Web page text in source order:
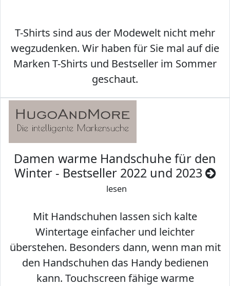
T-Shirts sind aus der Modewelt nicht mehr
wegzudenken. Wir haben für Sie mal auf die
Marken T-Shirts und Bestseller im Sommer
geschaut.
Damen warme Handschuhe für den
Winter - Bestseller 2022 und 2023
lesen
Mit Handschuhen lassen sich kalte
Wintertage einfacher und leichter
überstehen. Besonders dann, wenn man mit
den Handschuhen das Handy bedienen
kann. Touchscreen fähige warme